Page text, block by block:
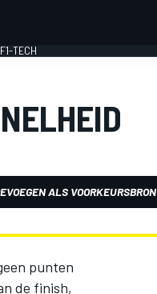
F1-TECH
ALS VOORKEURSBRON
punten
de finish,